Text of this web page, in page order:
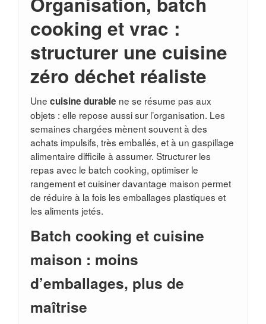
cooking et vrac :
structurer une cuisine
zéro déchet réaliste
Une cuisine durable ne se résume pas aux
objets : elle repose aussi sur l’organisation. Les
semaines chargées mènent souvent à des
achats impulsifs, très emballés, et à un gaspillage
alimentaire difficile à assumer. Structurer les
repas avec le batch cooking, optimiser le
rangement et cuisiner davantage maison permet
de réduire à la fois les emballages plastiques et
les aliments jetés.
Batch cooking et cuisine
maison : moins
d’emballages, plus de
maîtrise